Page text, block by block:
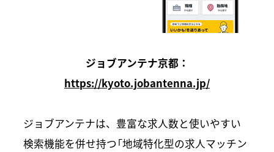
ジョブアンテナ京都：
https://kyoto.jobantenna.jp/
ジョブアンテナは、豊富な求人数と使いやすい
検索機能を併せ持つ「地域特化型の求人マッチン